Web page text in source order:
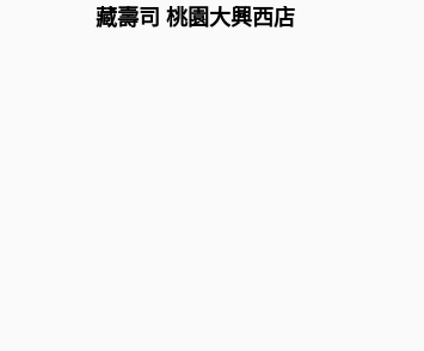
藏壽司 桃園大興西店